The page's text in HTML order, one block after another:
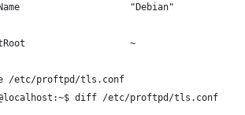
"Debian"
~
/etc/proftpd/tls.conf
diff /etc/proftpd/tls.conf /